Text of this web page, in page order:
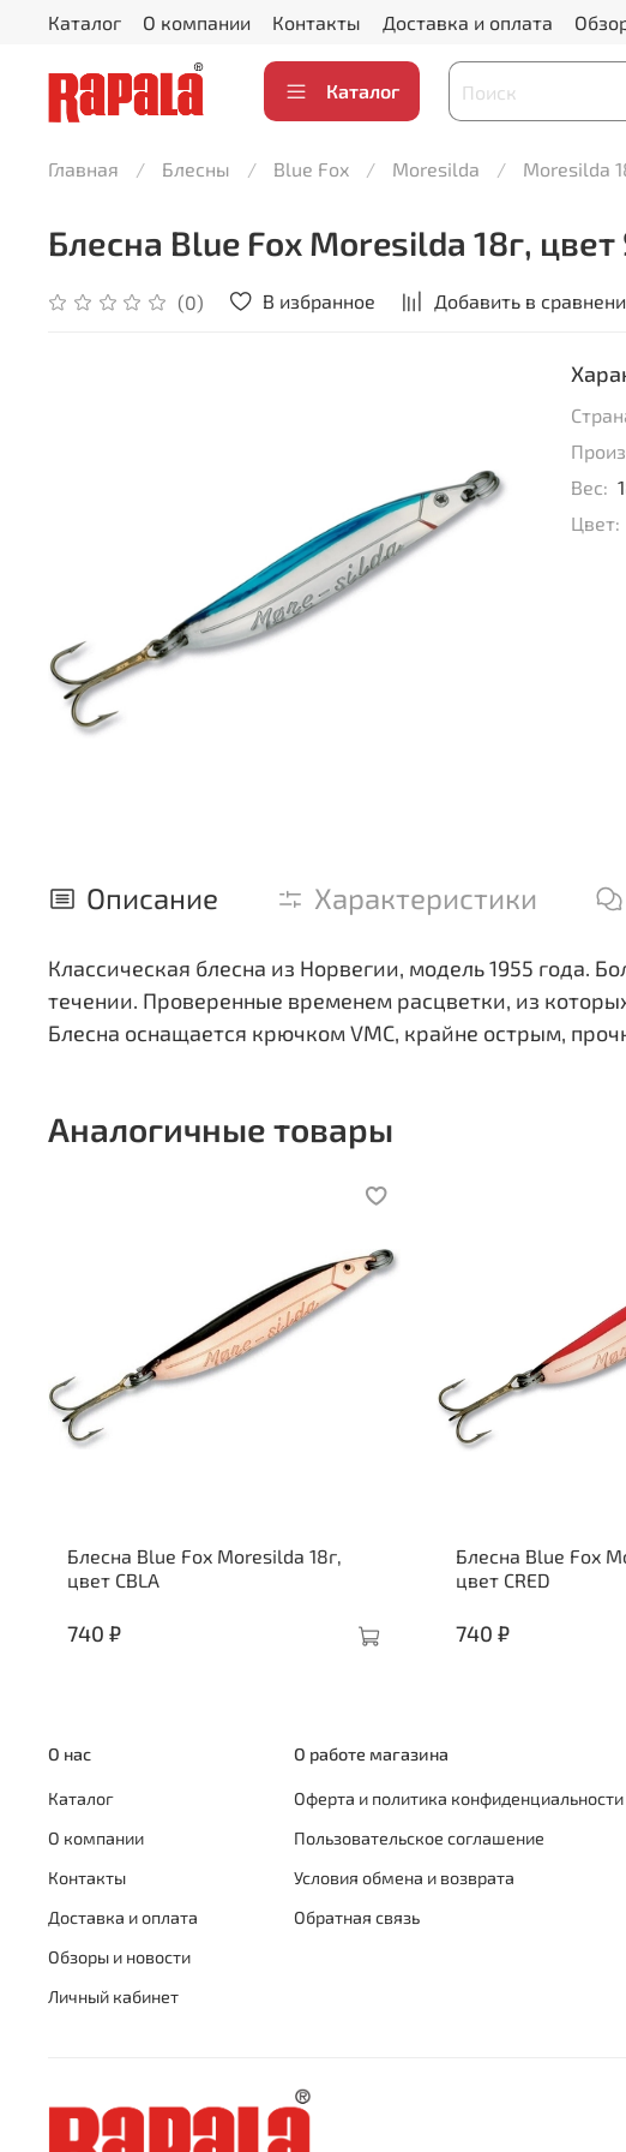
Каталог О компании Контакты Доставка и оплата
Каталог
Главная Блесны Blue Fox Moresilda Moresilda
Блесна Blue Fox Moresilda 18г, цвет
(0) В избранное Добавить в
Вес:
Цвет:
Описание Характеристики
Классическая блесна из Норвегии, модель 1955 года.
течении. Проверенные временем расцветки, из
Блесна оснащается крючком VMC, крайне острым,
Аналогичные товары
Блесна Blue Fox Moresilda 18г,
цвет CBLA
740 ₽
Блесна Blue Fox
цвет CRED
740 ₽
О нас
Каталог
О компании
Контакты
Доставка и оплата
Обзоры и новости
Личный кабинет
О работе магазина
Оферта и политика конфиденциальности
Пользовательское соглашение
Условия обмена и возврата
Обратная связь